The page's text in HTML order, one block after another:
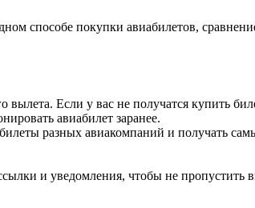
способе покупки авиабилетов,
Если у вас не получатся купить
авиабилет заранее.
разных авиакомпаний и получать
и уведомления, чтобы не пропустить